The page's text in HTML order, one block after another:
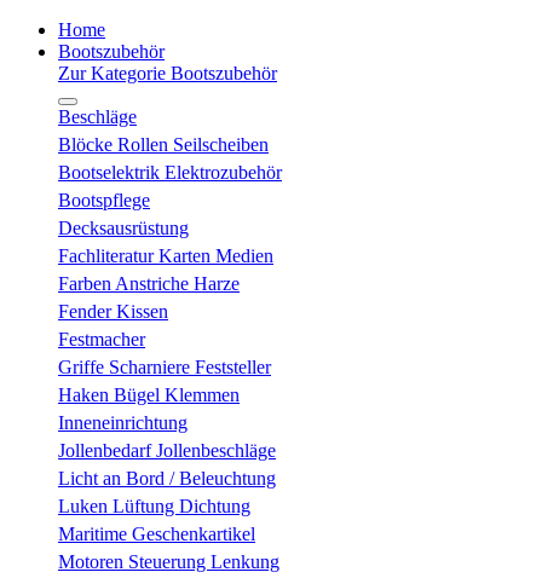
Home
Bootszubehör
Zur Kategorie Bootszubehör
Beschläge
Blöcke Rollen Seilscheiben
Bootselektrik Elektrozubehör
Bootspflege
Decksausrüstung
Fachliteratur Karten Medien
Farben Anstriche Harze
Fender Kissen
Festmacher
Griffe Scharniere Feststeller
Haken Bügel Klemmen
Inneneinrichtung
Jollenbedarf Jollenbeschläge
Licht an Bord / Beleuchtung
Luken Lüftung Dichtung
Maritime Geschenkartikel
Motoren Steuerung Lenkung